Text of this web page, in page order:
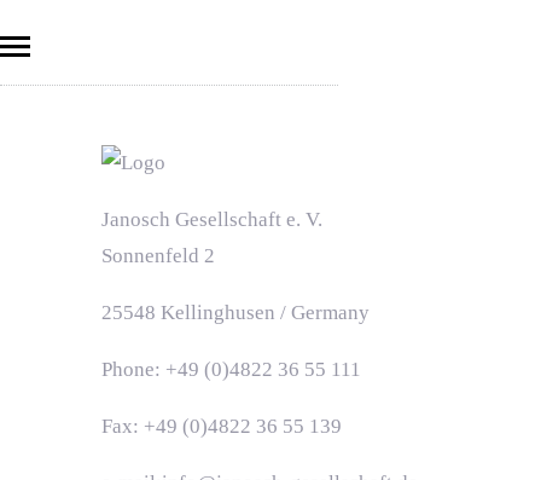
Janosch Gesellschaft e. V.
Sonnenfeld 2
25548 Kellinghusen / Germany
Phone: +49 (0)4822 36 55 111
Fax: +49 (0)4822 36 55 139